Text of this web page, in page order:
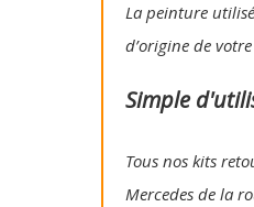
La peinture
d’origine de
Simple
Tous nos kits
Mercedes de la